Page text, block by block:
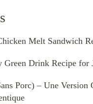
Melt Sandwich
Drink Recipe for
Porc) – Une Version